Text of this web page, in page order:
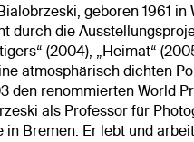
geboren 1961
durch die
(2004), „Heimat“
atmosphärisch dichten
den renommierten World
als Professor für
in Bremen. Er lebt und